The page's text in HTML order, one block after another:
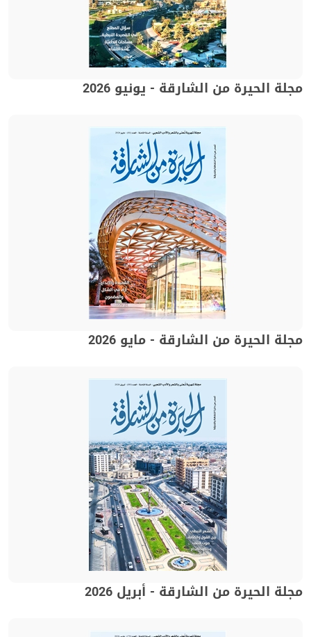
مجلة الحيرة من الشارقة - يونيو 2026
مجلة الحيرة من الشارقة - مايو 2026
مجلة الحيرة من الشارقة - أبريل 2026